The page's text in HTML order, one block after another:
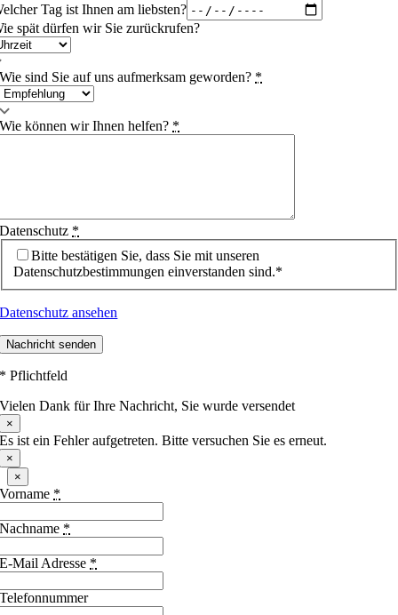
Tag ist Ihnen am liebsten?
spät dürfen wir Sie zurückrufen?
Wie sind Sie auf uns aufmerksam geworden? *
Wie können wir Ihnen helfen? *
Datenschutz *
Bitte bestätigen Sie, dass Sie mit unseren
Datenschutzbestimmungen einverstanden sind.*
Datenschutz ansehen
Nachricht senden
* Pflichtfeld
Vielen Dank für Ihre Nachricht, Sie wurde versendet
×
Es ist ein Fehler aufgetreten. Bitte versuchen Sie es erneut.
×
×
Vorname *
Nachname *
E-Mail Adresse *
Telefonnummer